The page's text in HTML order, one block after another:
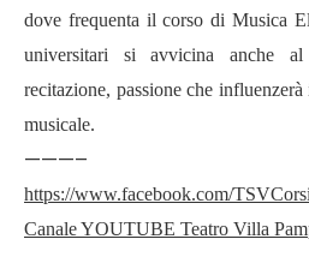
dove frequenta il corso di Musica
universitari si avvicina anche
recitazione, passione che influenzerà
musicale.
———–
https://www.facebook.com/
Canale YOUTUBE Teatro Villa